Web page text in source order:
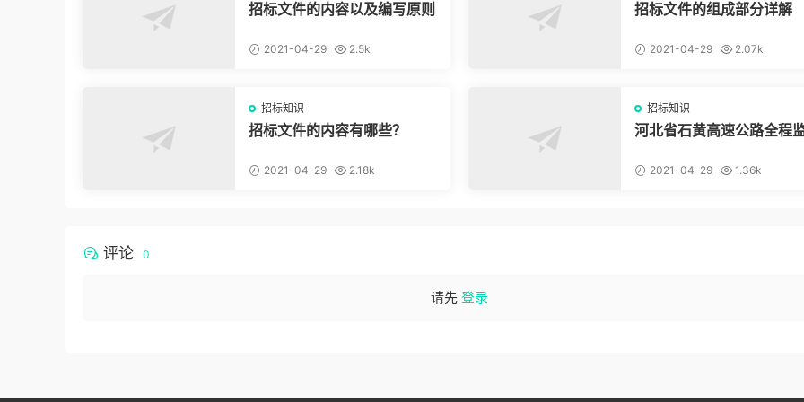
招标文件的内容以及编写原则
2021-04-29 2.5k
招标文件的组成部分详解
2021-04-29 2.07k
招标知识
招标文件的内容有哪些？
2021-04-29 2.18k
招标知识
河北省石黄高速公路全程
改造工程
2021-04-29 1.36k
评论 0
请先 登录